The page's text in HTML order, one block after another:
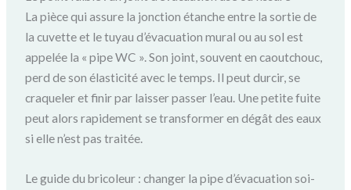
La pièce qui assure la jonction étanche entre la sortie de
la cuvette et le tuyau d’évacuation mural ou au sol est
appelée la « pipe WC ». Son joint, souvent en caoutchouc,
perd de son élasticité avec le temps. Il peut durcir, se
craqueler et finir par laisser passer l’eau. Une petite fuite
peut alors rapidement se transformer en dégât des eaux
si elle n’est pas traitée.
Le guide du bricoleur : changer la pipe d’évacuation soi-